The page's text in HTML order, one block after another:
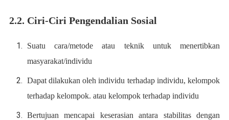
2.2. Ciri-Ciri Pengendalian Sosial
Suatu cara/metode atau teknik untuk menertibkan
masyarakat/individu
Dapat dilakukan oleh individu terhadap individu, kelompok
terhadap kelompok. atau kelompok terhadap individu
Bertujuan mencapai keserasian antara stabilitas dengan